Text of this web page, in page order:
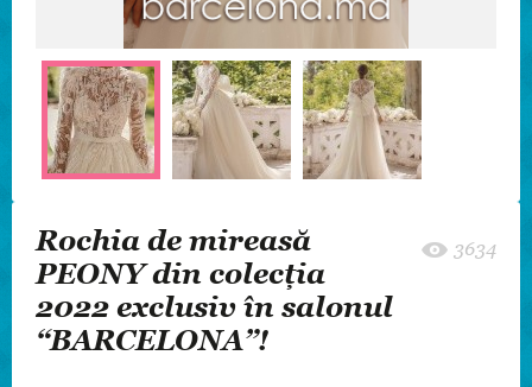
Rochia de mireasă
PEONY din colecția
2022 exclusiv în salonul
“BARCELONA”!
3634